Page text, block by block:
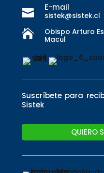
 E-mail
sistek@sistek.cl

Obispo Arturo
Macul
Suscríbete para
Sistek
QUIERO